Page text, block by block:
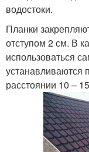
водостоки.
Планки
отступом 2 см. В
использоваться
устанавливаются
расстоянии 10 –